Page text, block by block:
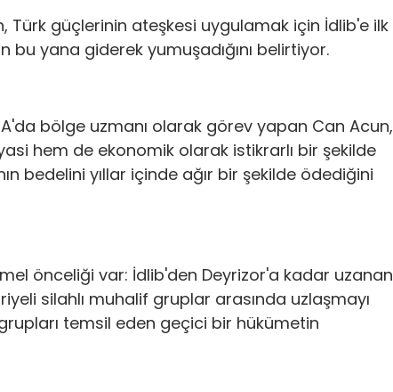
güçlerinin ateşkesi uygulamak için İdlib'e ilk
bu yana giderek yumuşadığını belirtiyor.
bölge uzmanı olarak görev yapan Can Acun,
hem de ekonomik olarak istikrarlı bir şekilde
bedelini yıllar içinde ağır bir şekilde ödediğini
önceliği var: İdlib'den Deyrizor'a kadar uzanan
silahlı muhalif gruplar arasında uzlaşmayı
temsil eden geçici bir hükümetin